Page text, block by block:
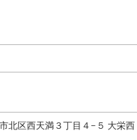
北区西天満３丁目４−５ 大栄西